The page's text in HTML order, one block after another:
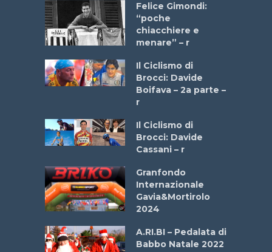
Felice Gimondi:
“poche
chiacchiere e
menare” – r
Il Ciclismo di
Brocci: Davide
Boifava – 2a parte –
r
Il Ciclismo di
Brocci: Davide
Cassani – r
Granfondo
Internazionale
Gavia&Mortirolo
2024
A.RI.BI – Pedalata di
Babbo Natale 2022